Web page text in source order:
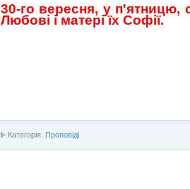
30-го вересня, у п'ятницю,
Любові і матері їх Софії.
Категорія: Проповіді